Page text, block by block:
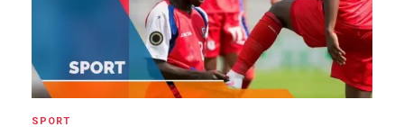
SPORT